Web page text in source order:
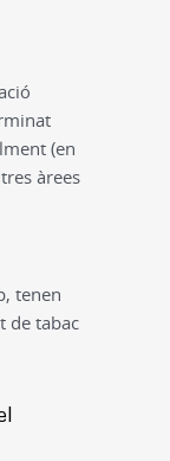
(en
àrees
tenen
de tabac